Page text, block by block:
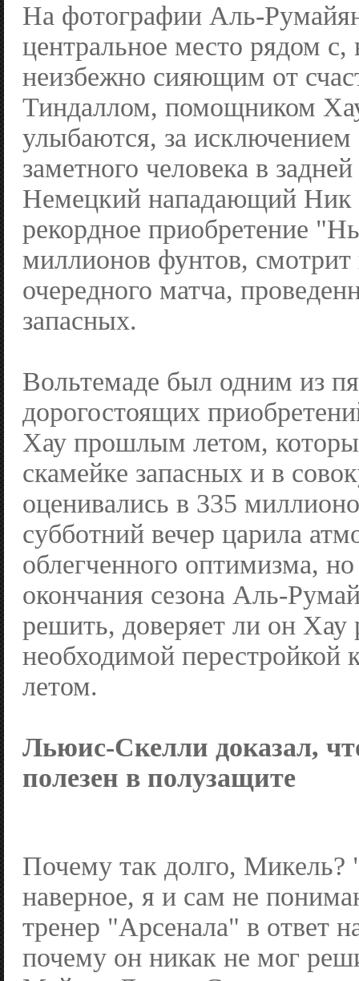
На фотографии Аль-
центральное место рядом
неизбежно сияющим от
Тиндаллом, помощником
улыбаются, за исключением
заметного человека в
Немецкий нападающий Ник
рекордное приобретение
миллионов фунтов, смотрит
очередного матча,
запасных.
Вольтемаде был одним из
дорогостоящих
Хау прошлым летом,
скамейке запасных и в
оценивались в 335
субботний вечер царила
облегченного оптимизма,
окончания сезона Аль-
решить, доверяет ли он Хау
необходимой перестройкой
летом.
Льюис-Скелли доказал,
полезен в полузащите
Почему так долго, Микель?
наверное, я и сам не
тренер "Арсенала" в ответ
почему он никак не мог